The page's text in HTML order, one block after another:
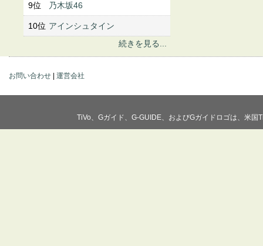
9位 乃木坂46
10位 アインシュタイン
続きを見る...
お問い合わせ 運営会社
TiVo、Gガイド、G-GUIDE、およびGガイドロゴは、米